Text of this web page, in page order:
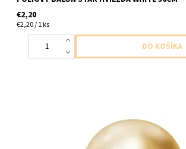
€2,20
€2,20 / 1 ks
latexovy balon chromova zlata 1ks v baleni
dodavame nenafukany